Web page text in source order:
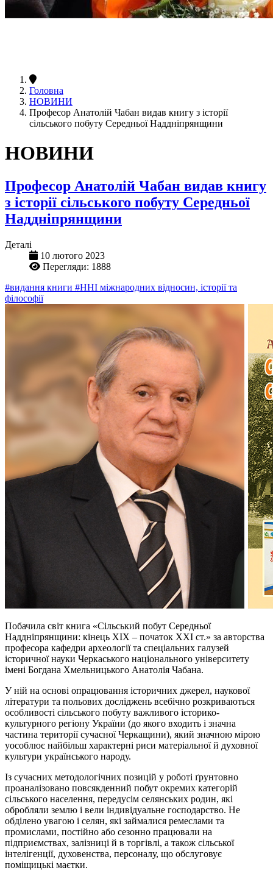
Головна
НОВИНИ
Професор Анатолій Чабан видав книгу з історії
сільського побуту Середньої Наддніпрянщини
НОВИНИ
Професор Анатолій Чабан видав книгу
з історії сільського побуту Середньої
Наддніпрянщини
Деталі
10 лютого 2023
Перегляди: 1888
#видання книги #ННІ міжнародних відносин, історії та
філософії
Побачила світ книга «Сільський побут Середньої
Наддніпрянщини: кінець XIX – початок XXI ст.» за авторства
професора кафедри археології та спеціальних галузей
історичної науки Черкаського національного університету
імені Богдана Хмельницького Анатолія Чабана.
У ній на основі опрацювання історичних джерел, наукової
літератури та польових досліджень всебічно розкриваються
особливості сільського побуту важливого історико-
культурного регіону України (до якого входить і значна
частина території сучасної Черкащини), який значною мірою
уособлює найбільш характерні риси матеріальної й духовної
культури українського народу.
Із сучасних методологічних позицій у роботі ґрунтовно
проаналізовано повсякденний побут окремих категорій
сільського населення, передусім селянських родин, які
обробляли землю і вели індивідуальне господарство. Не
обділено увагою і селян, які займалися ремеслами та
промислами, постійно або сезонно працювали на
підприємствах, залізниці й в торгівлі, а також сільської
інтелігенції, духовенства, персоналу, що обслуговує
поміщицькі маєтки.